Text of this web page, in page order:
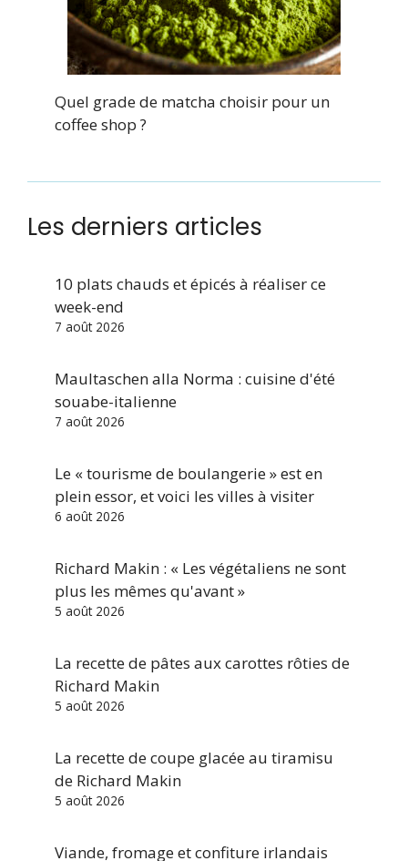
Quel grade de matcha choisir pour un
coffee shop ?
Les derniers articles
10 plats chauds et épicés à réaliser ce
week-end
7 août 2026
Maultaschen alla Norma : cuisine d'été
souabe-italienne
7 août 2026
Le « tourisme de boulangerie » est en
plein essor, et voici les villes à visiter
6 août 2026
Richard Makin : « Les végétaliens ne sont
plus les mêmes qu'avant »
5 août 2026
La recette de pâtes aux carottes rôties de
Richard Makin
5 août 2026
La recette de coupe glacée au tiramisu
de Richard Makin
5 août 2026
Viande, fromage et confiture irlandais